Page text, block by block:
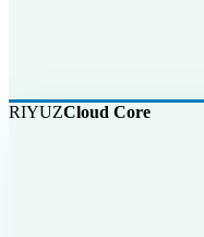
RIYUZCloud Core